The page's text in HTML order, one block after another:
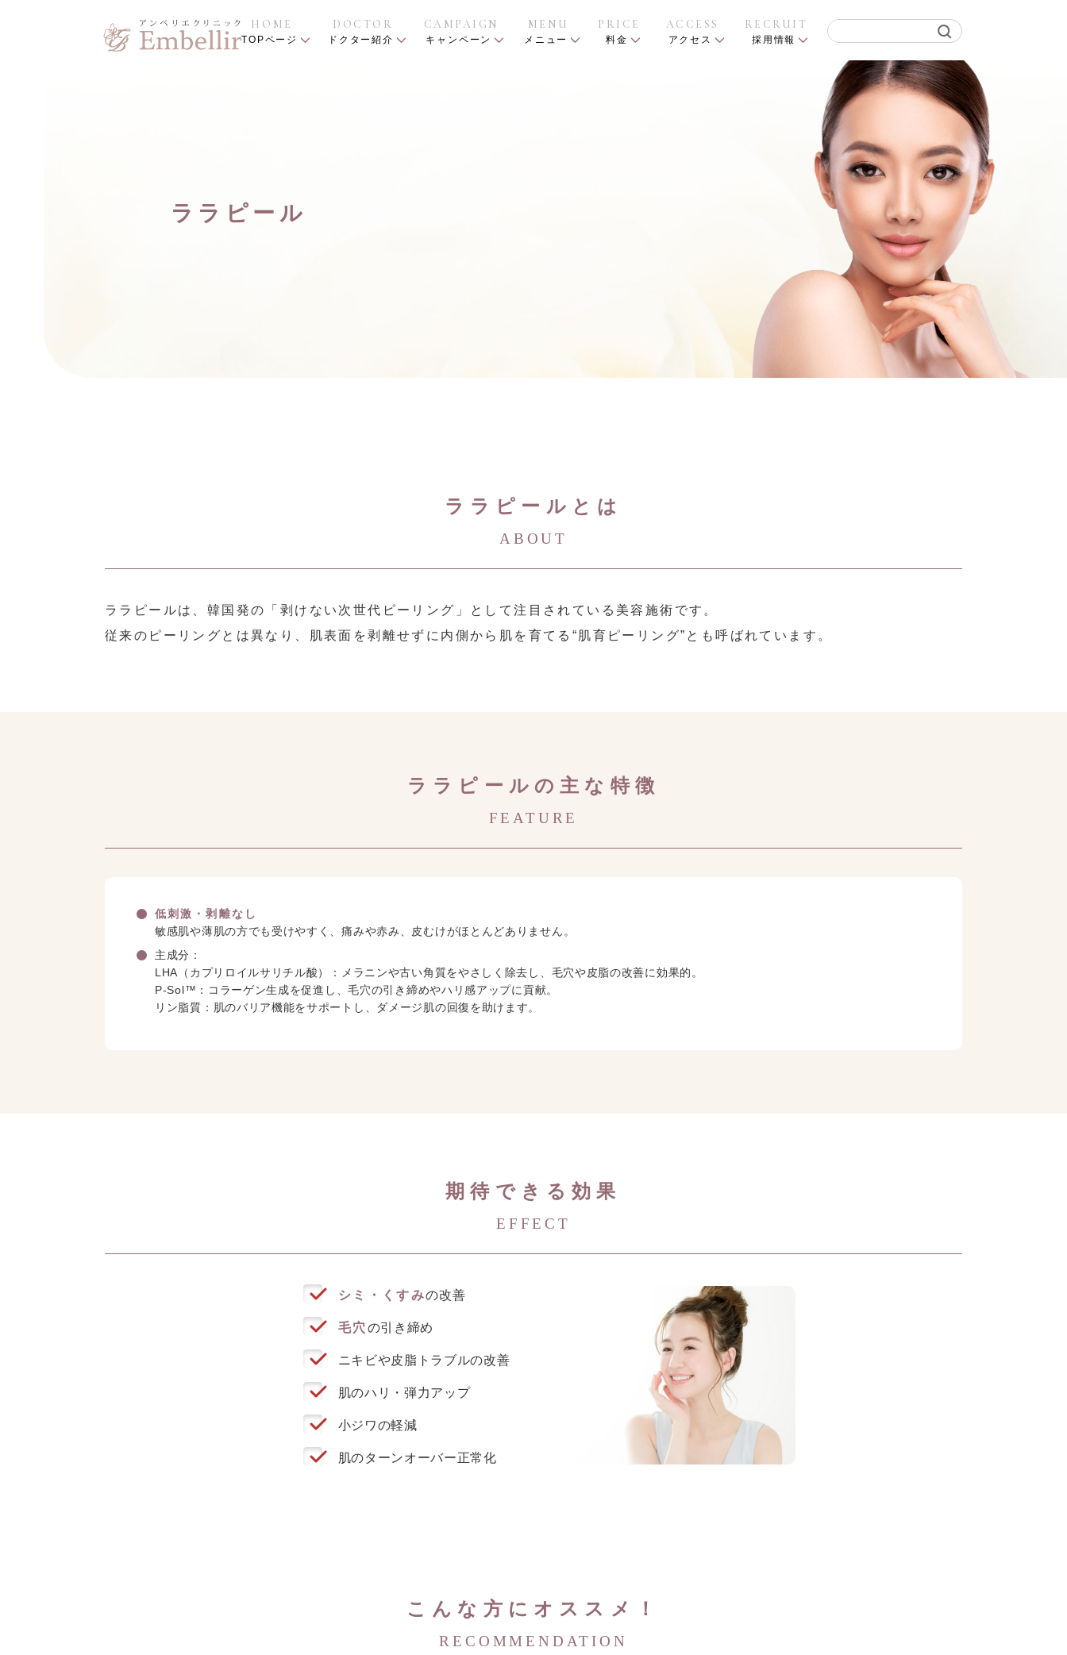
HOME
TOPページ
DOCTOR
ドクター紹介
CAMPAIGN
キャンペーン
MENU
メニュー
PRICE
料金
ACCESS
アクセス
RECRUIT
採用情報
ララピール
ララピールとは
ABOUT
ララピールは、韓国発の「剥けない次世代ピーリング」として注目されている美容施術です。
従来のピーリングとは異なり、肌表面を剥離せずに内側から肌を育てる“肌育ピーリング”とも呼ばれています。
ララピールの主な特徴
FEATURE
低刺激・剥離なし
敏感肌や薄肌の方でも受けやすく、痛みや赤み、皮むけがほとんどありません。
主成分：
LHA（カプリロイルサリチル酸）：メラニンや古い角質をやさしく除去し、毛穴や皮脂の改善に効果的。
P-Sol™：コラーゲン生成を促進し、毛穴の引き締めやハリ感アップに貢献。
リン脂質：肌のバリア機能をサポートし、ダメージ肌の回復を助けます。
期待できる効果
EFFECT
シミ・くすみの改善
毛穴 の引き締め
ニキビや皮脂トラブルの改善
肌のハリ・弾力アップ
小ジワの軽減
肌のターンオーバー正常化
こんな方にオススメ！
RECOMMENDATION